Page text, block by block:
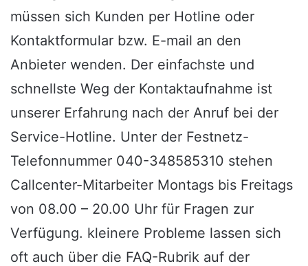
müssen sich Kunden per Hotline oder
Kontaktformular bzw. E-mail an den
Anbieter wenden. Der einfachste und
schnellste Weg der Kontaktaufnahme ist
unserer Erfahrung nach der Anruf bei der
Service-Hotline. Unter der Festnetz-
Telefonnummer 040-348585310 stehen
Callcenter-Mitarbeiter Montags bis Freitags
von 08.00 – 20.00 Uhr für Fragen zur
Verfügung. kleinere Probleme lassen sich
oft auch über die FAQ-Rubrik auf der